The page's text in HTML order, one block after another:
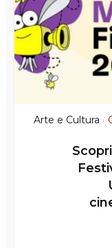
Arte e Cultura •